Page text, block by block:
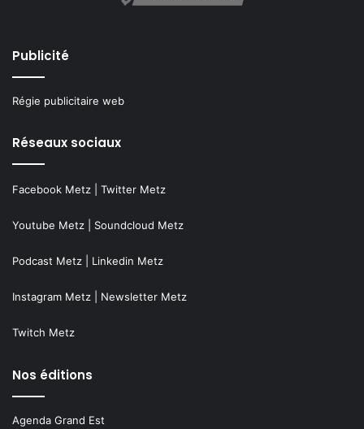
Facebook Metz
Youtube Metz
Podcast Metz|Linkedin Metz
Instagram Metz | Newsletter Metz
Twitch Metz
Nos éditions
Agenda Grand Est
Agenda Moselle Est
Nancy & Meurthe & Moselle